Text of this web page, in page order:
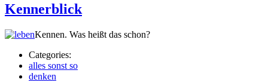
Kennerblick
Kennen. Was heißt das schon?
Categories:
alles sonst so
denken